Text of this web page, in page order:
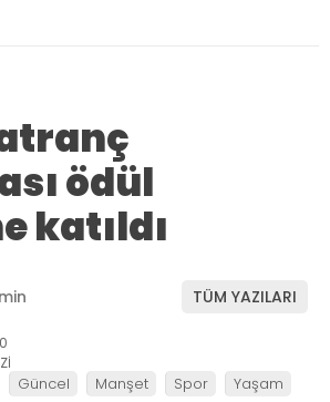
ödül
katıldı
TÜM YAZILARI
Güncel Manşet Spor Yaşam